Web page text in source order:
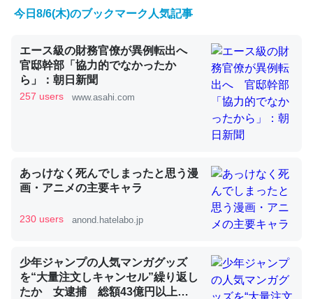
くらい。小説でいう「ずっと前の伏線」は回収されないけ
ど、短期記憶というには多い分量。進化すればするほど分
かりやすく強くなりそう
─GPTの仕組みと限界についての考察（１） - conceptualization
昆虫ってカルシウム少ないのか。知らんかった。調べたら
コオロギのカルシウム分はエビの600分の1程度。
─ニュース :: 【研究発表】昆虫学の大問題＝「昆虫はなぜ海にいな
今日8/6(木)のブックマーク人気記事
エース級の財務官僚が異例転出へ
官邸幹部「協力的でなかったか
ら」：朝日新聞
257 users www.asahi.com
あっけなく死んでしまったと思う漫
画・アニメの主要キャラ
230 users anond.hatelabo.jp
少年ジャンプの人気マンガグッズ
を“大量注文しキャンセル”繰り返し
たか 女逮捕 総額43億円以上